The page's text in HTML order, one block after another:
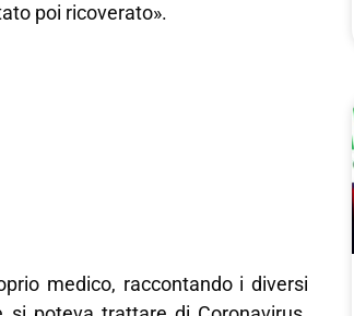
poi ricoverato».
medico, raccontando i diversi